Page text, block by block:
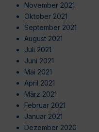
November 2021
Oktober 2021
September 2021
August 2021
Juli 2021
Juni 2021
Mai 2021
April 2021
März 2021
Februar 2021
Januar 2021
Dezember 2020